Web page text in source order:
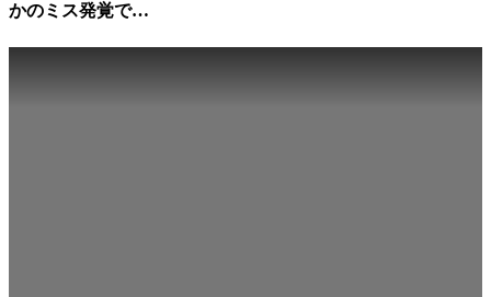
かのミス発覚で…